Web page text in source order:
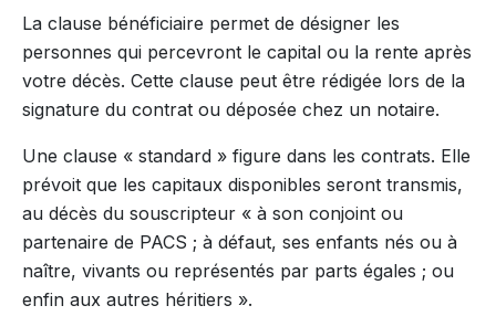
La clause bénéficiaire permet de désigner les
personnes qui percevront le capital ou la rente après
votre décès. Cette clause peut être rédigée lors de la
signature du contrat ou déposée chez un notaire.
Une clause « standard » figure dans les contrats. Elle
prévoit que les capitaux disponibles seront transmis,
au décès du souscripteur « à son conjoint ou
partenaire de PACS ; à défaut, ses enfants nés ou à
naître, vivants ou représentés par parts égales ; ou
enfin aux autres héritiers ».